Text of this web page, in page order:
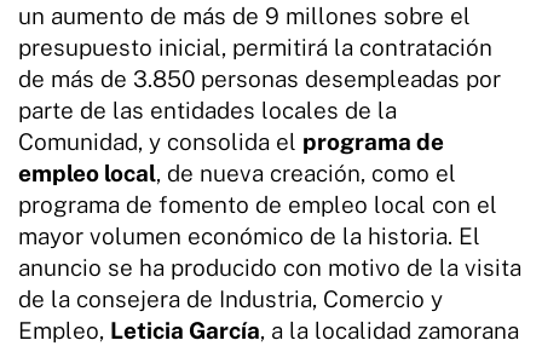
un aumento de más de 9 millones sobre el
presupuesto inicial, permitirá la contratación
de más de 3.850 personas desempleadas por
parte de las entidades locales de la
Comunidad, y consolida el programa de
empleo local, de nueva creación, como el
programa de fomento de empleo local con el
mayor volumen económico de la historia. El
anuncio se ha producido con motivo de la visita
de la consejera de Industria, Comercio y
Empleo, Leticia García, a la localidad zamorana